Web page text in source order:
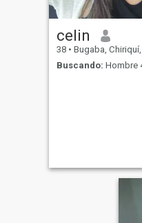
celin
38 • Bugaba, Chiriquí,
Buscando: Hombre